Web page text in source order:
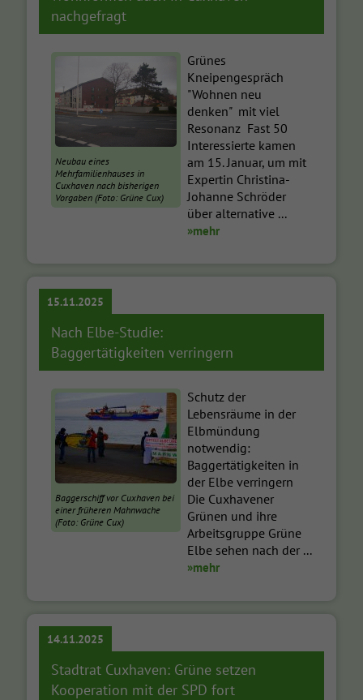
nachgefragt
Neubau eines
Mehrfamilienhauses in
Cuxhaven nach bisherigen
Vorgaben (Foto: Grüne Cux)
Grünes
Kneipengespräch
"Wohnen neu
denken" mit viel
Resonanz Fast 50
Interessierte kamen
am 15. Januar, um mit
Expertin Christina-
Johanne Schröder
über alternative ...
»mehr
15.11.2025
Nach Elbe-Studie:
Baggertätigkeiten verringern
Baggerschiff vor Cuxhaven bei
einer früheren Mahnwache
(Foto: Grüne Cux)
Schutz der
Lebensräume in der
Elbmündung
notwendig:
Baggertätigkeiten in
der Elbe verringern
Die Cuxhavener
Grünen und ihre
Arbeitsgruppe Grüne
Elbe sehen nach der ...
»mehr
14.11.2025
Stadtrat Cuxhaven: Grüne setzen
Kooperation mit der SPD fort